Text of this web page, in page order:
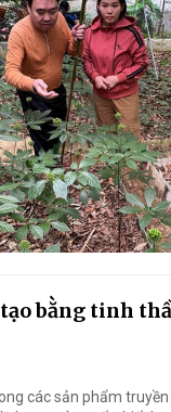
bằng tinh
các sản phẩm